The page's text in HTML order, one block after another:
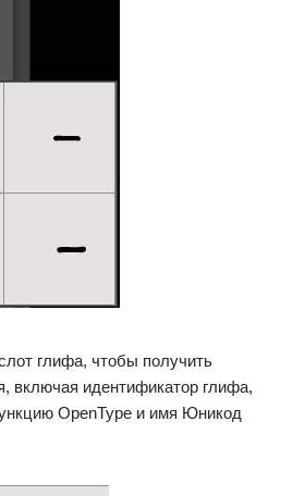
глифа, чтобы получить
включая идентификатор глифа,
OpenType и имя Юникод